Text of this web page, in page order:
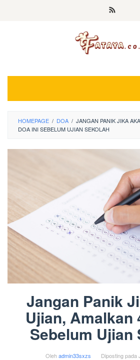
HOMEPAGE / DOA / JANGAN PANIK JIKA
DOA INI SEBELUM UJIAN SEKOLAH
Jangan Panik
Ujian, Amalkan
Sebelum Ujian
Olehadmin33sxzs Diposting pada